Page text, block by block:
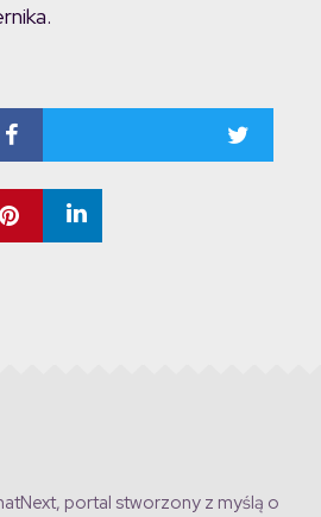
portal stworzony z myślą o